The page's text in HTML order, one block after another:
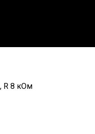
R 8 кОм